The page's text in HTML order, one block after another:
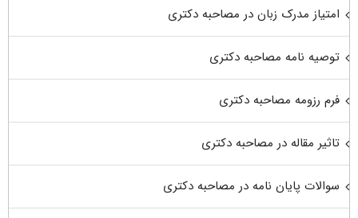
امتیاز مدرک زبان در مصاحبه دکتری
توصیه نامه مصاحبه دکتری
فرم رزومه مصاحبه دکتری
تاثیر مقاله در مصاحبه دکتری
سوالات پایان نامه در مصاحبه دکتری